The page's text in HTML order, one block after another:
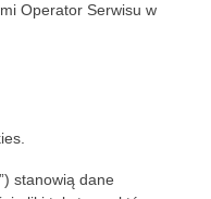
Operator Serwisu w
stanowią dane